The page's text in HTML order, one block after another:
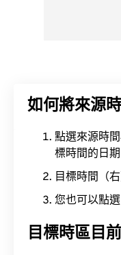
如何將來源
點選來源時
標時間的日期
目標時間（
您也可以點
目標時區目